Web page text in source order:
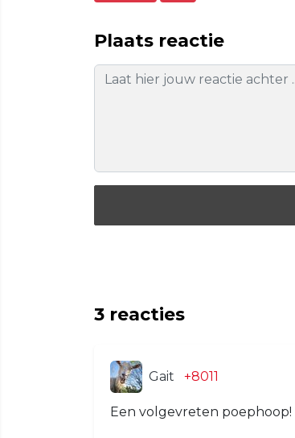
Plaats reactie
3 reacties
Gait +8011
Een volgevreten poephoop!